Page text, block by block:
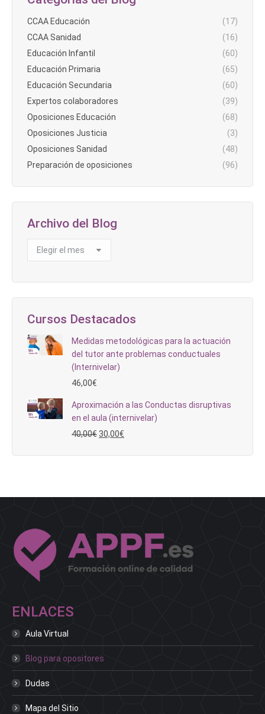
CCAA Educación
(17)
CCAA Sanidad
(16)
Educación Infantil
(60)
Educación Primaria
(65)
Educación Secundaria
(60)
Expertos colaboradores
(39)
Oposiciones Educación
(68)
Oposiciones Justicia
(3)
Oposiciones Sanidad
(48)
Preparación de oposiciones
(96)
Archivo del Blog
Archivo
Cursos Destacados
Medidas metodológicas para la actuación
del tutor ante problemas conductuales
(Internivelar)
46,00€
Aproximación a las Conductas disruptivas
en el aula (internivelar)
40,00€ El
30,00€
ENLACES
Aula Virtual
Blog para opositores
Dudas
Mapa del Sitio